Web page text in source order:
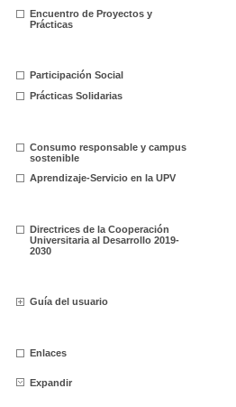
Encuentro de Proyectos y
Prácticas
Participación Social
Prácticas Solidarias
Consumo responsable y campus
sostenible
Aprendizaje-Servicio en la UPV
Directrices de la Cooperación
Universitaria al Desarrollo 2019-
2030
Guía del usuario
Enlaces
Expandir